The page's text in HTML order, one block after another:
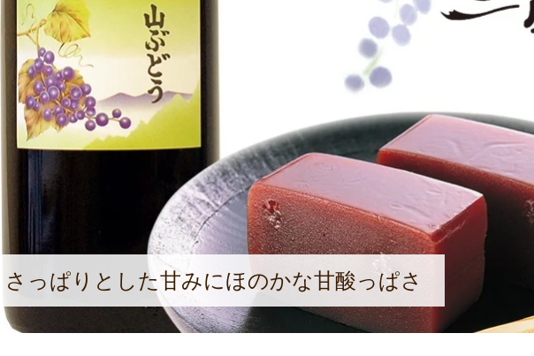
さっぱりとした甘みにほのかな甘酸っぱさ